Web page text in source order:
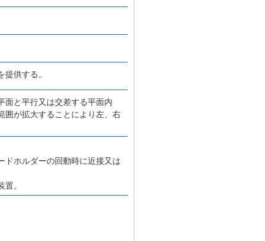
供する。
面と平行又は交差する平面内
囲が拡大することにより左、右
ドホルダーの回動時に近接又は
。